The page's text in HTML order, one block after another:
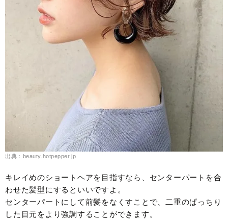
出典：beauty.hotpepper.jp
キレイめのショートヘアを目指すなら、センターパートを合
わせた髪型にするといいですよ。
センターパートにして前髪をなくすことで、二重のぱっちり
した目元をより強調することができます。